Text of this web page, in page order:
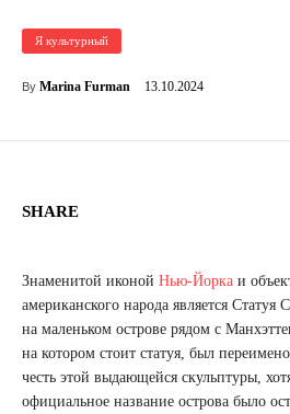
Я культурный
By Marina Furman 13.10.2024
SHARE
Знаменитой иконой Нью-Йорка и
американского народа является
на маленьком острове рядом с
на котором стоит статуя, был
честь этой выдающейся скульптуры,
официальное название острова было